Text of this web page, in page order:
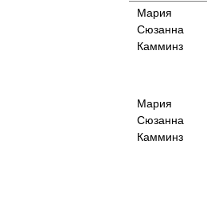
Мария
Сюзанна
Камминз
Мария
Сюзанна
Камминз